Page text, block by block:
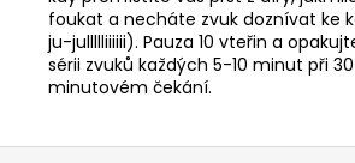
foukat a necháte zvuk doznívat ke
ju-jullllliiiiii). Pauza 10 vteřin a
sérii zvuků každých 5-10 minut při
minutovém čekání.